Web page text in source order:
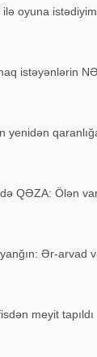
oyuna
istəyənlərin
yenidən
QƏZA: Ölən
Ər-arvad
meyit tapıldı